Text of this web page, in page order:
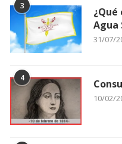
DIFERENCIAS IMPORTANTES
MEJORAR...
18/01/2026
3
¿Qué
Agua
31/07/
4
10/02/